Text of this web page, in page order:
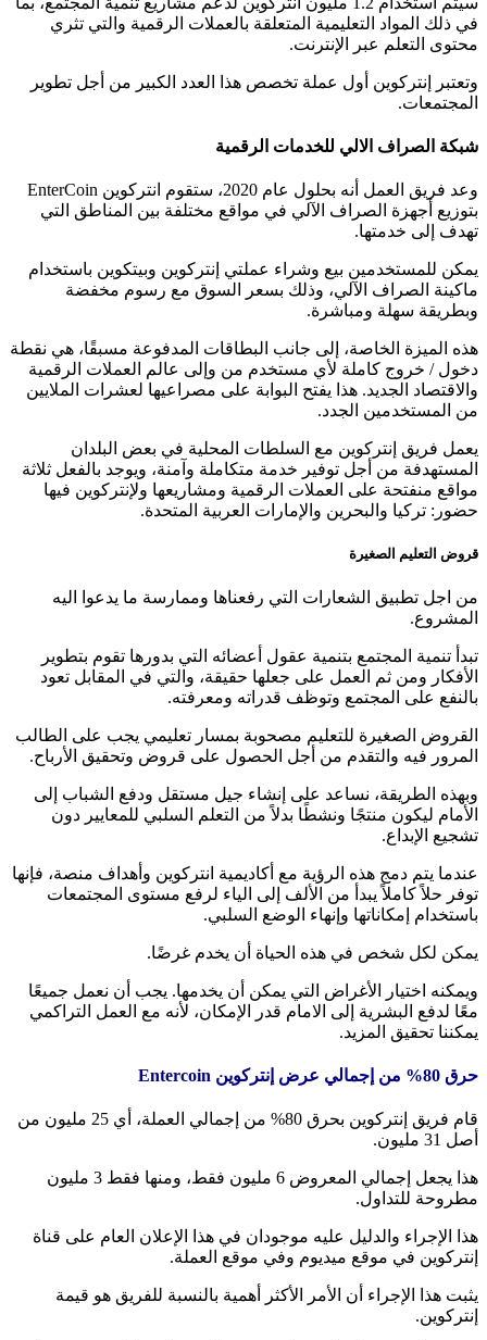
في ذلك المواد التعليمية المتعلقة بالعملات الرقمية والتي تثري
محتوى التعلم عبر الإنترنت.
وتعتبر إنتركوين أول عملة تخصص هذا العدد الكبير من أجل تطوير
المجتمعات.
شبكة الصراف الالي للخدمات الرقمية
وعد فريق العمل أنه بحلول عام 2020، ستقوم انتركوين EnterCoin
بتوزيع أجهزة الصراف الآلي في مواقع مختلفة بين المناطق التي
تهدف إلى خدمتها.
يمكن للمستخدمين بيع وشراء عملتي إنتركوين وبيتكوين باستخدام
ماكينة الصراف الآلي، وذلك بسعر السوق مع رسوم مخفضة
وبطريقة سهلة ومباشرة.
هذه الميزة الخاصة، إلى جانب البطاقات المدفوعة مسبقًا، هي نقطة
دخول / خروج كاملة لأي مستخدم من وإلى عالم العملات الرقمية
والاقتصاد الجديد. هذا يفتح البوابة على مصراعيها لعشرات الملايين
من المستخدمين الجدد.
يعمل فريق إنتركوين مع السلطات المحلية في بعض البلدان
المستهدفة من أجل توفير خدمة متكاملة وآمنة، ويوجد بالفعل ثلاثة
مواقع منفتحة على العملات الرقمية ومشاريعها ولإنتركوين فيها
حضور: تركيا والبحرين والإمارات العربية المتحدة.
قروض التعليم الصغيرة
من اجل تطبيق الشعارات التي رفعناها وممارسة ما يدعوا اليه
المشروع.
تبدأ تنمية المجتمع بتنمية عقول أعضائه التي بدورها تقوم بتطوير
الأفكار ومن ثم العمل على جعلها حقيقة، والتي في المقابل تعود
بالنفع على المجتمع وتوظف قدراته ومعرفته.
القروض الصغيرة للتعليم مصحوبة بمسار تعليمي يجب على الطالب
المرور فيه والتقدم من أجل الحصول على قروض وتحقيق الأرباح.
وبهذه الطريقة، نساعد على إنشاء جيل مستقل ودفع الشباب إلى
الأمام ليكون منتجًا ونشطًا بدلاً من التعلم السلبي للمعايير دون
تشجيع الإبداع.
عندما يتم دمج هذه الرؤية مع أكاديمية انتركوين وأهداف منصة، فإنها
توفر حلاً كاملاً يبدأ من الألف إلى الياء لرفع مستوى المجتمعات
باستخدام إمكاناتها وإنهاء الوضع السلبي.
يمكن لكل شخص في هذه الحياة أن يخدم غرضًا.
ويمكنه اختيار الأغراض التي يمكن أن يخدمها. يجب أن نعمل جميعًا
معًا لدفع البشرية إلى الامام قدر الإمكان، لأنه مع العمل التراكمي
يمكننا تحقيق المزيد.
حرق 80% من إجمالي عرض إنتركوين Entercoin
قام فريق إنتركوين بحرق 80% من إجمالي العملة، أي 25 مليون من
أصل 31 مليون.
هذا يجعل إجمالي المعروض 6 مليون فقط، ومنها فقط 3 مليون
مطروحة للتداول.
هذا الإجراء والدليل عليه موجودان في هذا الإعلان العام على قناة
إنتركوين في موقع ميديوم وفي موقع العملة.
يثبت هذا الإجراء أن الأمر الأكثر أهمية بالنسبة للفريق هو قيمة
إنتركوين.